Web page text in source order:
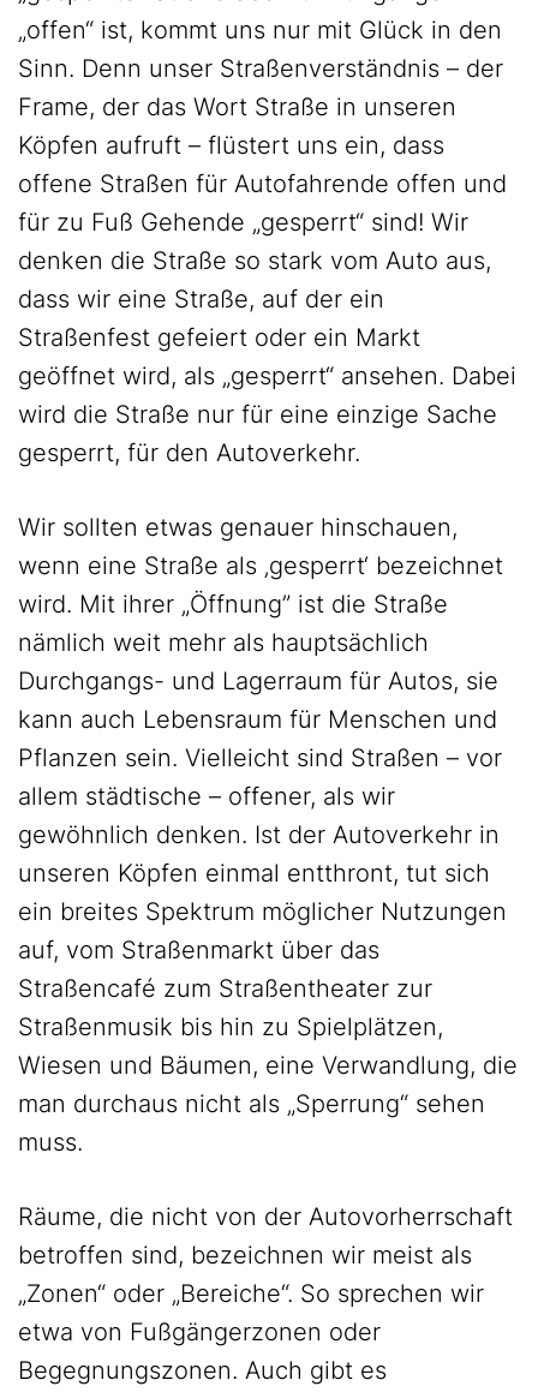
„offen“ ist, kommt uns nur mit Glück in den
Sinn. Denn unser Straßenverständnis – der
Frame, der das Wort Straße in unseren
Köpfen aufruft – flüstert uns ein, dass
offene Straßen für Autofahrende offen und
für zu Fuß Gehende „gesperrt“ sind! Wir
denken die Straße so stark vom Auto aus,
dass wir eine Straße, auf der ein
Straßenfest gefeiert oder ein Markt
geöffnet wird, als „gesperrt“ ansehen. Dabei
wird die Straße nur für eine einzige Sache
gesperrt, für den Autoverkehr.
Wir sollten etwas genauer hinschauen,
wenn eine Straße als ‚gesperrt‘ bezeichnet
wird. Mit ihrer „Öffnung” ist die Straße
nämlich weit mehr als hauptsächlich
Durchgangs- und Lagerraum für Autos, sie
kann auch Lebensraum für Menschen und
Pflanzen sein. Vielleicht sind Straßen – vor
allem städtische – offener, als wir
gewöhnlich denken. Ist der Autoverkehr in
unseren Köpfen einmal entthront, tut sich
ein breites Spektrum möglicher Nutzungen
auf, vom Straßenmarkt über das
Straßencafé zum Straßentheater zur
Straßenmusik bis hin zu Spielplätzen,
Wiesen und Bäumen, eine Verwandlung, die
man durchaus nicht als „Sperrung“ sehen
muss.
Räume, die nicht von der Autovorherrschaft
betroffen sind, bezeichnen wir meist als
„Zonen“ oder „Bereiche“. So sprechen wir
etwa von Fußgängerzonen oder
Begegnungszonen. Auch gibt es